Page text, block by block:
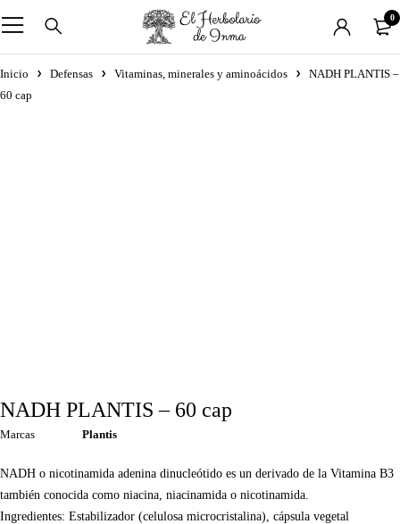
0
Inicio Defensas Vitaminas, minerales y aminoácidos
NADH PLANTIS –
60 cap
NADH PLANTIS – 60 cap
Marcas Plantis
NADH o nicotinamida adenina dinucleótido es un derivado de la Vitamina B3
también conocida como niacina, niacinamida o nicotinamida.
Ingredientes: Estabilizador (celulosa microcristalina), cápsula vegetal